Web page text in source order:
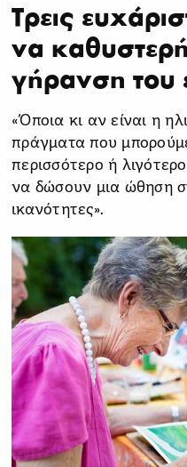
Τρεις
να
γήρανση του
«Όποια κι αν είναι η
πράγματα που
περισσότερο ή
να δώσουν μια ώθηση
ικανότητες».